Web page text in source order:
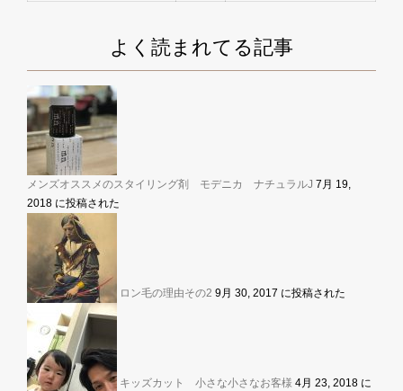
よく読まれてる記事
メンズオススメのスタイリング剤 モデニカ ナチュラルJ 7月 19,
2018 に投稿された
ロン毛の理由その2 9月 30, 2017 に投稿された
キッズカット 小さな小さなお客様 4月 23, 2018 に